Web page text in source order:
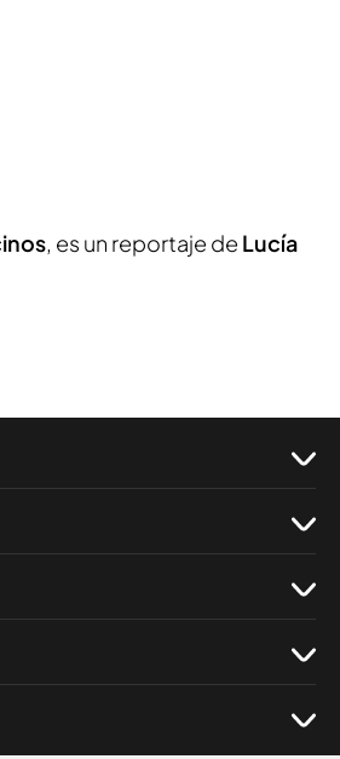
, es un reportaje de Lucía